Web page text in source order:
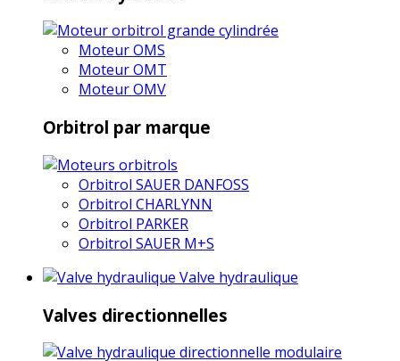
Moteur OMS
Moteur OMT
Moteur OMV
Orbitrol par marque
Orbitrol SAUER DANFOSS
Orbitrol CHARLYNN
Orbitrol PARKER
Orbitrol SAUER M+S
Valve hydraulique
Valves directionnelles